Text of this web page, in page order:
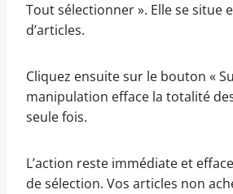
Tout sélectionner ». Elle se situe
d’articles.
Cliquez ensuite sur le bouton «
manipulation efface la totalité
seule fois.
L’action reste immédiate et
de sélection. Vos articles non